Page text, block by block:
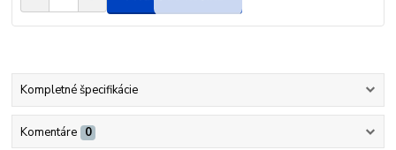
Kompletné špecifikácie
Komentáre 0